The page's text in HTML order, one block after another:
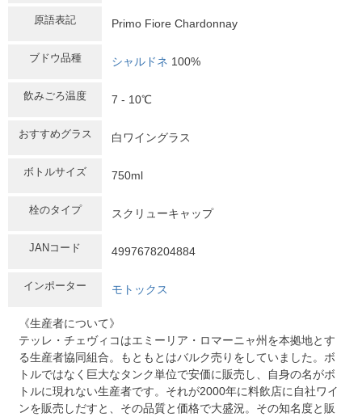
原語表記 Primo Fiore Chardonnay
ブドウ品種 シャルドネ 100%
飲みごろ温度 7 - 10℃
おすすめグラス 白ワイングラス
ボトルサイズ 750ml
栓のタイプ スクリューキャップ
JANコード 4997678204884
インポーター モトックス
《生産者について》
テッレ・チェヴィコはエミーリア・ロマーニャ州を本拠地とす
る生産者協同組合。もともとはバルク売りをしていました。ボ
トルではなく巨大なタンク単位で安価に販売し、自身の名がボ
トルに現れない生産者です。それが2000年に料飲店に自社ワイ
ンを販売しだすと、その品質と価格で大盛況。その知名度と販